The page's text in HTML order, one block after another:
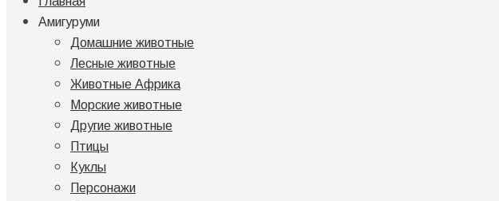
Амигуруми
Домашние животные
Лесные животные
Животные Африка
Морские животные
Другие животные
Птицы
Куклы
Персонажи